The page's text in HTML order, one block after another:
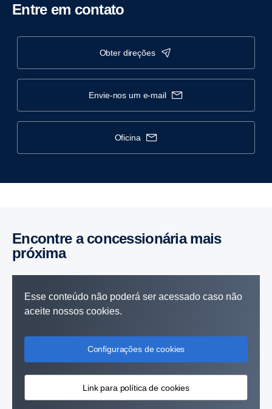
Entre em contato
obter direções
envie-nos um e-mail
oficina
Encontre a concessionária mais
próxima
Esse conteúdo não poderá ser acessado caso não
aceite nossos cookies.
Configurações de cookies
Link para política de cookies